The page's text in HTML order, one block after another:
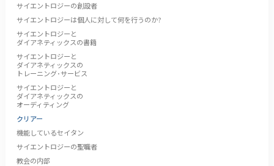
サイエントロジーの創設者
サイエントロジーは個人に対して何を行うのか?
サイエントロジーと
ダイアネティックスの書籍
サイエントロジーと
ダイアネティックスの
トレーニング･サービス
サイエントロジーと
ダイアネティックスの
オーディティング
クリアー
機能しているセイタン
サイエントロジーの聖職者
教会の内部